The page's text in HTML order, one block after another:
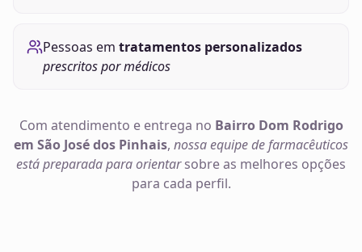
Pessoas em tratamentos personalizados
prescritos por médicos
Com atendimento e entrega no Bairro Dom Rodrigo
em São José dos Pinhais, nossa equipe de farmacêuticos
está preparada para orientarsobre as melhores opções
para cada perfil.